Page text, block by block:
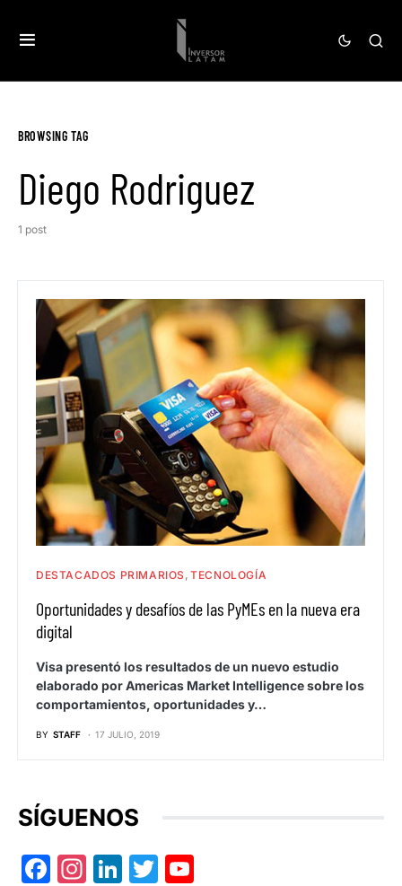
BROWSING TAG
Diego Rodriguez
1 post
DESTACADOS PRIMARIOS TECNOLOGÍA
Oportunidades y desafíos de las PyMEs en la nueva era
digital
Visa presentó los resultados de un nuevo estudio
elaborado por Americas Market Intelligence sobre los
comportamientos, oportunidades y…
BY STAFF 17 JULIO, 2019
SÍGUENOS
Facebook
Instagram
LinkedIn
Twitter